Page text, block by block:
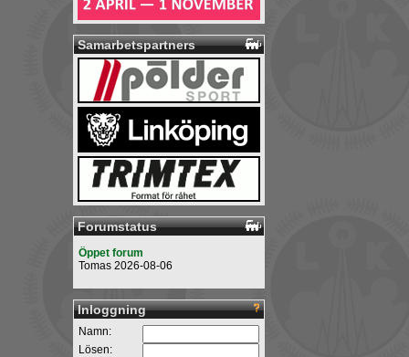
Samarbetspartners
Forumstatus
Öppet forum
Tomas 2026-08-06
Inloggning
Namn:
Lösen: